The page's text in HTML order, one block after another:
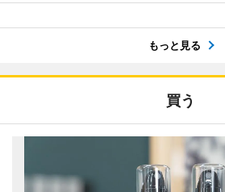
もっと見る
買う